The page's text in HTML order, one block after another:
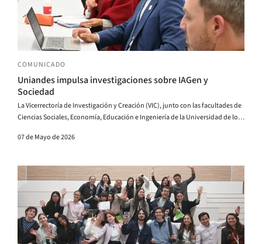
COMUNICADO
Uniandes impulsa investigaciones sobre IAGen y
Sociedad
La Vicerrectoría de Investigación y Creación (VIC), junto con las facultades de
Ciencias Sociales, Economía, Educación e Ingeniería de la Universidad de los
Generativa (IAG) y Sociedad.
07 de Mayo de 2026